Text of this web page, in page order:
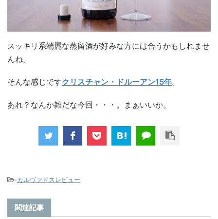
スッキリ系端麗な蒸留酒が好みな方には合うかもしれませ
んね。
そんな感じですクリスチャン・ドルーアン15年。
あれ？なんか雑だな今回・・・。まぁいいか。
-カルヴァドスレビュー
関連記事